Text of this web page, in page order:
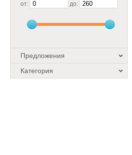
от: до:
Предложения
Категория